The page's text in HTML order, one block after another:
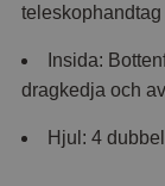
Insida:
dragkedja och
Hjul: 4